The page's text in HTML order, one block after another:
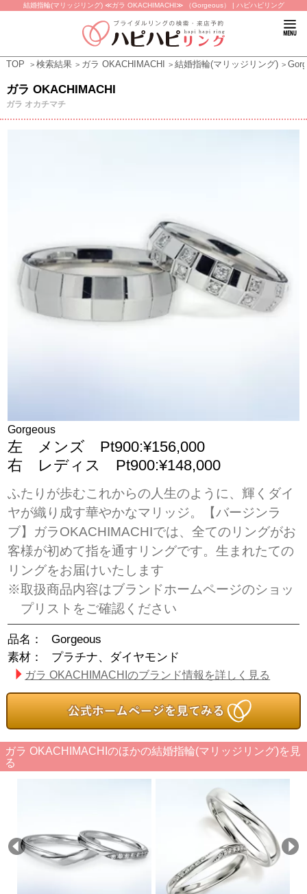
結婚指輪(マリッジリング) ≪ガラ OKACHIMACHI≫ （Gorgeous） | ハピハピリング
TOP 検索結果 ガラ OKACHIMACHI 結婚指輪(マリッジリング)
ガラ OKACHIMACHI
ガラ オカチマチ
Gorgeous
左 メンズ Pt900:¥156,000
右 レディス Pt900:¥148,000
ふたりが歩むこれからの人生のように、輝くダイ
ヤが織り成す華やかなマリッジ。【バージンラ
ブ】ガラOKACHIMACHIでは、全てのリングがお
客様が初めて指を通すリングです。生まれたての
リングをお届けいたします
※取扱商品内容はブランドホームページのショッ
プリストをご確認ください
品名：
Gorgeous
素材：
プラチナ、ダイヤモンド
ガラ OKACHIMACHIのブランド情報を詳しく見る
ガラ OKACHIMACHIのほかの結婚指輪(マリッジリング)を見
る